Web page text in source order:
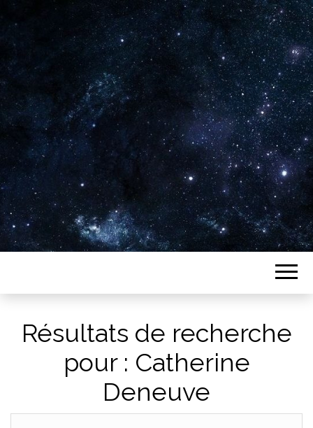
Plus de 2800 critiques de films
Résultats de recherche
pour : Catherine
Deneuve